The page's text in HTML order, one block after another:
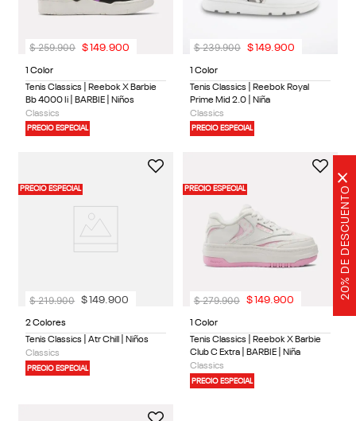
20% DE DESCUENTO
×
1 Color
Tenis Classics | Reebok X Barbie
Bb 4000 Ii | BARBIE | Niños
Classics
PRECIO ESPECIAL
$ 259.900 $149.900
1 Color
Tenis Classics | Reebok Royal
Prime Mid 2.0 | Niña
Classics
PRECIO ESPECIAL
$ 239.900 $149.900
PRECIO ESPECIAL
2 Colores
Tenis Classics | Atr Chill | Niños
Classics
PRECIO ESPECIAL
$ 219.900 $ 149.900
PRECIO ESPECIAL
1 Color
Tenis Classics | Reebok X Barbie
Club C Extra | BARBIE | Niña
Classics
PRECIO ESPECIAL
$ 279.900 $ 149.900